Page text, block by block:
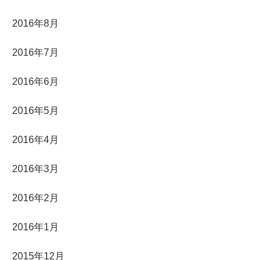
2016年8月
2016年7月
2016年6月
2016年5月
2016年4月
2016年3月
2016年2月
2016年1月
2015年12月